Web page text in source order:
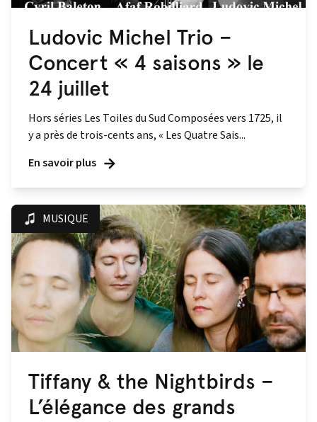
Ludovic Michel Trio –
Concert « 4 saisons » le
24 juillet
Hors séries Les Toiles du Sud Composées vers 1725, il
y a près de trois-cents ans, « Les Quatre Sais...
En savoir plus
MUSIQUE
Tiffany & the Nightbirds –
L’élégance des grands